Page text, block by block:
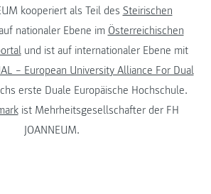
kooperiert als Teil des Steirischen
nationaler Ebene im Österreichischen
und ist auf internationaler Ebene mit
– European University Alliance For Dual
erste Duale Europäische Hochschule.
ist Mehrheitsgesellschafter der FH
JOANNEUM.